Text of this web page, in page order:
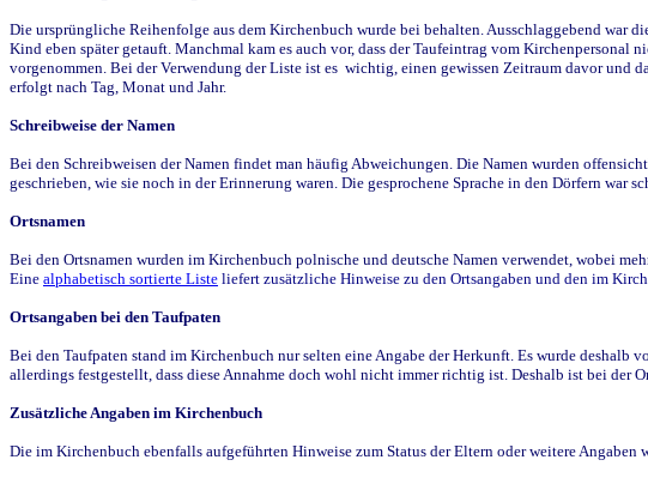
Die ursprüngliche Reihenfolge aus dem Kirchenbuch wurde bei behalten. Ausschlaggebend war
Kind eben später getauft. Manchmal kam es auch vor, dass der Taufeintrag vom
vorgenommen. Bei der Verwendung der Liste ist es wichtig, einen gewissen Zeitraum davor und
erfolgt nach Tag, Monat und Jahr.
Schreibweise der Namen
Bei den Schreibweisen der Namen findet man häufig Abweichungen. Die Namen wurden
geschrieben, wie sie noch in der Erinnerung waren. Die gesprochene Sprache in den Dörfern
Ortsnamen
Bei den Ortsnamen wurden im Kirchenbuch polnische und deutsche Namen verwendet, wobei
Eine alphabetisch sortierte Liste liefert zusätzliche Hinweise zu den Ortsangaben und den im
Ortsangaben bei den Taufpaten
Bei den Taufpaten stand im Kirchenbuch nur selten eine Angabe der Herkunft. Es wurde deshalb
allerdings festgestellt, dass diese Annahme doch wohl nicht immer richtig ist. Deshalb ist bei der
Zusätzliche Angaben im Kirchenbuch
Die im Kirchenbuch ebenfalls aufgeführten Hinweise zum Status der Eltern oder weitere Angaben